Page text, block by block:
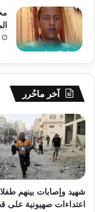
آخر ماحُرر
شهيد وإصابات بينهم
اعتداءات صهيونية على